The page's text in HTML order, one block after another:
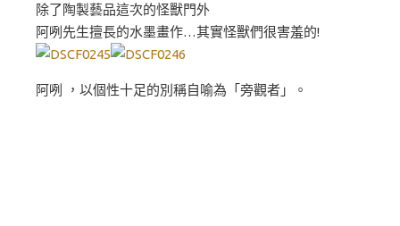
除了陶製藝品這次的怪獸門外
阿咧先生擅長的水墨畫作…其實怪獸們很害羞的!
阿咧 ，以個性十足的別稱自喻為「旁觀者」。